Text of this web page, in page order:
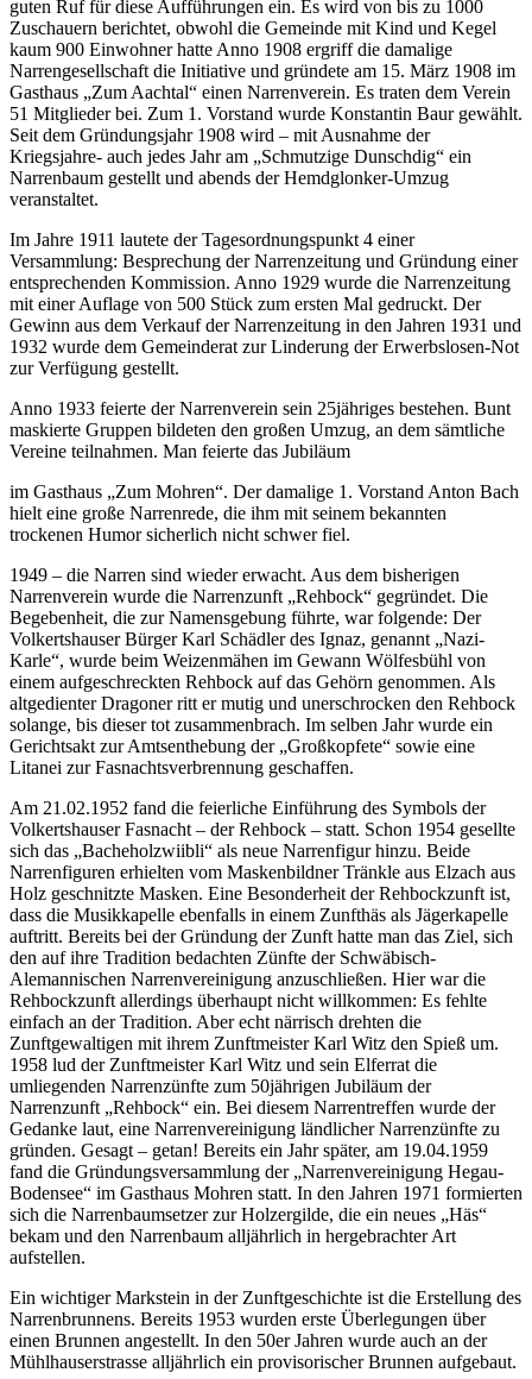
guten Ruf für diese Aufführungen ein. Es wird von bis zu 1000
Zuschauern berichtet, obwohl die Gemeinde mit Kind und Kegel
kaum 900 Einwohner hatte Anno 1908 ergriff die damalige
Narrengesellschaft die Initiative und gründete am 15. März 1908 im
Gasthaus „Zum Aachtal“ einen Narrenverein. Es traten dem Verein
51 Mitglieder bei. Zum 1. Vorstand wurde Konstantin Baur gewählt.
Seit dem Gründungsjahr 1908 wird – mit Ausnahme der
Kriegsjahre- auch jedes Jahr am „Schmutzige Dunschdig“ ein
Narrenbaum gestellt und abends der Hemdglonker-Umzug
veranstaltet.
Im Jahre 1911 lautete der Tagesordnungspunkt 4 einer
Versammlung: Besprechung der Narrenzeitung und Gründung einer
entsprechenden Kommission. Anno 1929 wurde die Narrenzeitung
mit einer Auflage von 500 Stück zum ersten Mal gedruckt. Der
Gewinn aus dem Verkauf der Narrenzeitung in den Jahren 1931 und
1932 wurde dem Gemeinderat zur Linderung der Erwerbslosen-Not
zur Verfügung gestellt.
Anno 1933 feierte der Narrenverein sein 25jähriges bestehen. Bunt
maskierte Gruppen bildeten den großen Umzug, an dem sämtliche
Vereine teilnahmen. Man feierte das Jubiläum
im Gasthaus „Zum Mohren“. Der damalige 1. Vorstand Anton Bach
hielt eine große Narrenrede, die ihm mit seinem bekannten
trockenen Humor sicherlich nicht schwer fiel.
1949 – die Narren sind wieder erwacht. Aus dem bisherigen
Narrenverein wurde die Narrenzunft „Rehbock“ gegründet. Die
Begebenheit, die zur Namensgebung führte, war folgende: Der
Volkertshauser Bürger Karl Schädler des Ignaz, genannt „Nazi-
Karle“, wurde beim Weizenmähen im Gewann Wölfesbühl von
einem aufgeschreckten Rehbock auf das Gehörn genommen. Als
altgedienter Dragoner ritt er mutig und unerschrocken den Rehbock
solange, bis dieser tot zusammenbrach. Im selben Jahr wurde ein
Gerichtsakt zur Amtsenthebung der „Großkopfete“ sowie eine
Litanei zur Fasnachtsverbrennung geschaffen.
Am 21.02.1952 fand die feierliche Einführung des Symbols der
Volkertshauser Fasnacht – der Rehbock – statt. Schon 1954 gesellte
sich das „Bacheholzwiibli“ als neue Narrenfigur hinzu. Beide
Narrenfiguren erhielten vom Maskenbildner Tränkle aus Elzach aus
Holz geschnitzte Masken. Eine Besonderheit der Rehbockzunft ist,
dass die Musikkapelle ebenfalls in einem Zunfthäs als Jägerkapelle
auftritt. Bereits bei der Gründung der Zunft hatte man das Ziel, sich
den auf ihre Tradition bedachten Zünfte der Schwäbisch-
Alemannischen Narrenvereinigung anzuschließen. Hier war die
Rehbockzunft allerdings überhaupt nicht willkommen: Es fehlte
einfach an der Tradition. Aber echt närrisch drehten die
Zunftgewaltigen mit ihrem Zunftmeister Karl Witz den Spieß um.
1958 lud der Zunftmeister Karl Witz und sein Elferrat die
umliegenden Narrenzünfte zum 50jährigen Jubiläum der
Narrenzunft „Rehbock“ ein. Bei diesem Narrentreffen wurde der
Gedanke laut, eine Narrenvereinigung ländlicher Narrenzünfte zu
gründen. Gesagt – getan! Bereits ein Jahr später, am 19.04.1959
fand die Gründungsversammlung der „Narrenvereinigung Hegau-
Bodensee“ im Gasthaus Mohren statt. In den Jahren 1971 formierten
sich die Narrenbaumsetzer zur Holzergilde, die ein neues „Häs“
bekam und den Narrenbaum alljährlich in hergebrachter Art
aufstellen.
Ein wichtiger Markstein in der Zunftgeschichte ist die Erstellung des
Narrenbrunnens. Bereits 1953 wurden erste Überlegungen über
einen Brunnen angestellt. In den 50er Jahren wurde auch an der
Mühlhauserstrasse alljährlich ein provisorischer Brunnen aufgebaut.